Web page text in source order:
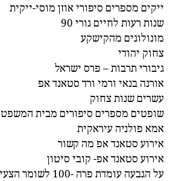
ייקים מספרים סיפורי אוזן מוסי-ייקית
90 שנות רעות לחיים גורי
מונולוגים מהקישקע
צחוק יהודי
גיבורי תרבות – פרס ישראל
אורנה בנאי ורמי ורד סטאנד אפ
עשרים שנות צחוק
שופטים מספרים סיפורים מבית המשפט
אמא פולניה עיראקית
אירוע סטאנד אפ מה קשור
אירוע סטאנד אפ- קובי סיטון
על הגבעה עומדת פרה -100 לשומר הצעיר